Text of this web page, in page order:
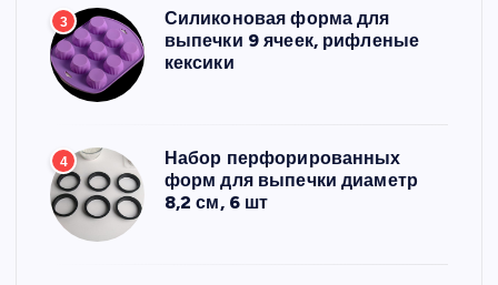
3
Силиконовая форма для
выпечки 9 ячеек, рифленые
кексики
4
Набор перфорированных
форм для выпечки диаметр
8,2 см, 6 шт